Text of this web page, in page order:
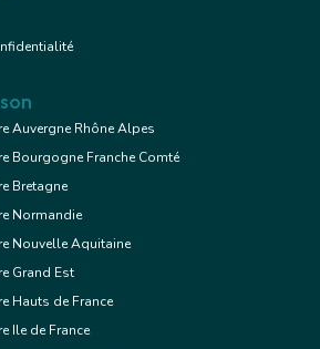
Auvergne Rhône Alpes
Bourgogne Franche Comté
Bretagne
Normandie
Nouvelle Aquitaine
Grand Est
Hauts de France
Ile de France